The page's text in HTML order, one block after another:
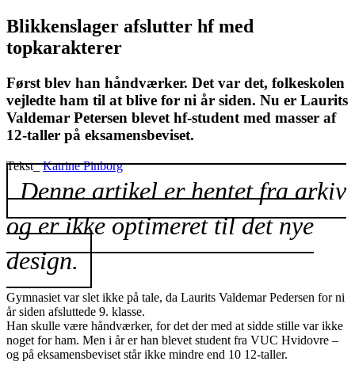
Blikkenslager afslutter hf med
topkarakterer
Først blev han håndværker. Det var det, folkeskolen
vejledte ham til at blive for ni år siden. Nu er Laurits
Valdemar Petersen blevet hf-student med masser af
12-taller på eksamensbeviset.
Tekst_Katrine Pinborg
Denne artikel er hentet fra arkiv
og er ikke optimeret til det nye
design.
Gymnasiet var slet ikke på tale, da Laurits Valdemar Pedersen for ni
år siden afsluttede 9. klasse.
Han skulle være håndværker, for det der med at sidde stille var ikke
noget for ham. Men i år er han blevet student fra VUC Hvidovre –
og på eksamensbeviset står ikke mindre end 10 12-taller.